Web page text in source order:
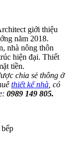
giới thiệu
năm 2018.
nhà nông thôn
hiện đại. Thiết
tiền.
chia sẻ thông ở
thiết kế nhà , có
0989 149 805.